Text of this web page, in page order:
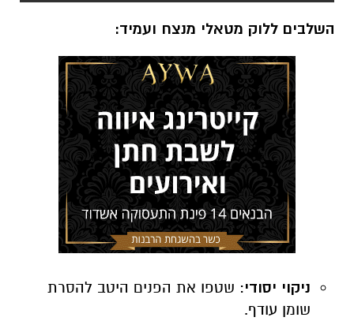
השלבים ללוק מטאלי מנצח ועמיד:
ניקוי יסודי: שטפו את הפנים היטב להסרת
שומן עודף.